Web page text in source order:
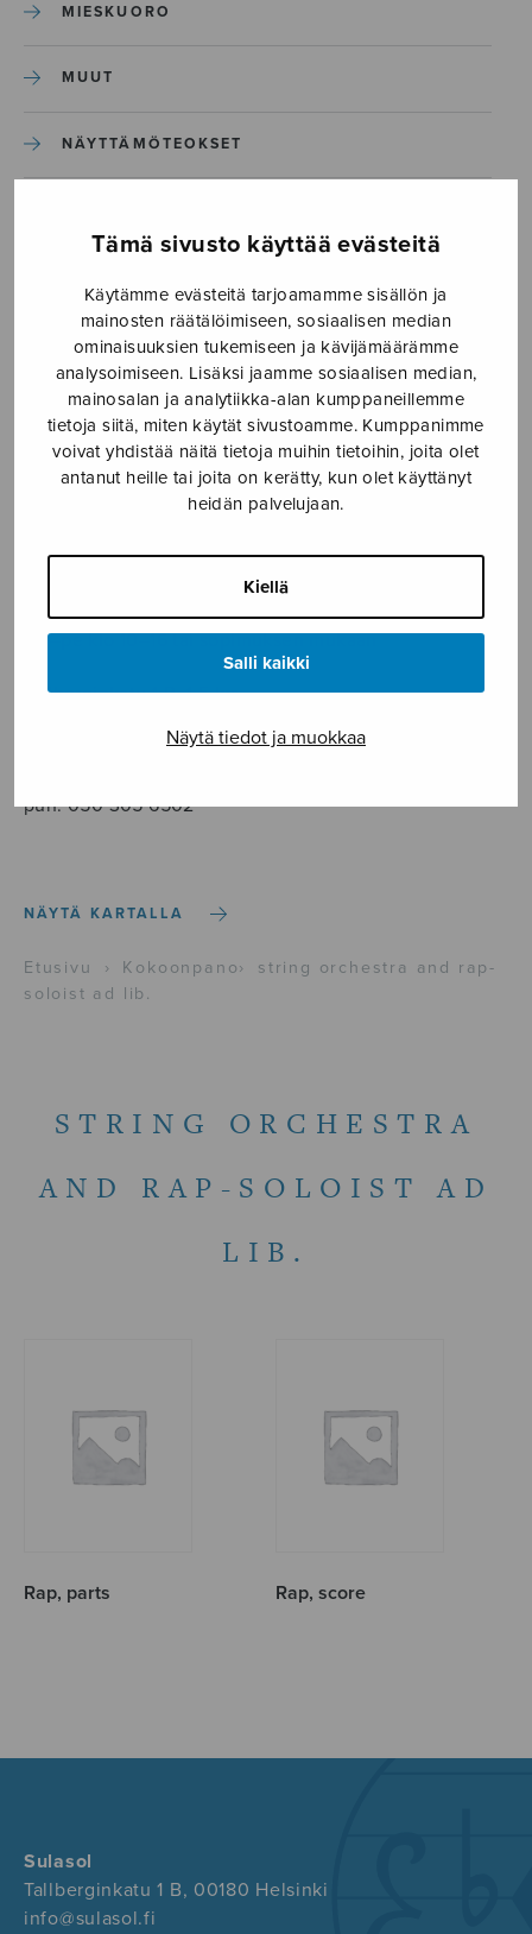
Tämä sivusto käyttää evästeitä
Käytämme evästeitä tarjoamamme sisällön ja
mainosten räätälöimiseen, sosiaalisen median
ominaisuuksien tukemiseen ja kävijämäärämme
analysoimiseen. Lisäksi jaamme sosiaalisen median,
mainosalan ja analytiikka-alan kumppaneillemme
tietoja siitä, miten käytät sivustoamme. Kumppanimme
voivat yhdistää näitä tietoja muihin tietoihin, joita olet
antanut heille tai joita on kerätty, kun olet käyttänyt
heidän palvelujaan.
Kiellä
Salli kaikki
Näytä tiedot ja muokkaa
MIESKUORO
MUUT
NÄYTTÄMÖTEOKSET
SOITINMUSIIKKI
YKSINLAULU
YLEINEN
Sulasol nuottikauppa
Myymälä avoinna
ma–pe klo 10–16 tai sopimuksen mukaan
Tallberginkatu 1 B, 1,5 krs.
puh. 050 305 6502
NÄYTÄ KARTALLA
Etusivu › Kokoonpano›
string orchestra and rap-
soloist ad lib.
STRING ORCHESTRA
AND RAP-SOLOIST AD
LIB.
Rap, parts Rap, score
Sulasol
Tallberginkatu 1 B, 00180 Helsinki
info@sulasol.fi